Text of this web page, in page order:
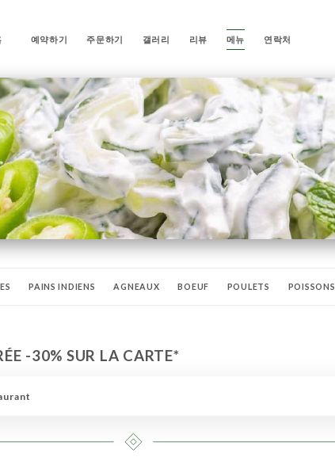
예약하기 주문하기 갤러리 리뷰 메뉴 연락처
PAINS INDIENS AGNEAUX BOEUF POULETS POISSONS
MENUS RAJA BOISSONS CARTE DES VINS
-30% SUR LA CARTE*